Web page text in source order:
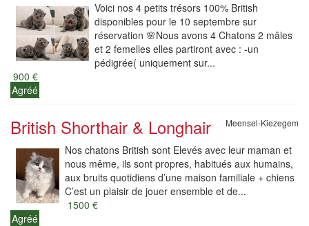
Voici nos 4 petits trésors 100% British
disponibles pour le 10 septembre sur
réservation 🌸Nous avons 4 Chatons 2 mâles
et 2 femelles elles partiront avec : -un
pédigrée( uniquement sur...
900 €
Agréé
British Shorthair & Longhair Meensel-Kiezegem
Nos chatons British sont Elevés avec leur maman et
nous même, ils sont propres, habitués aux humains,
aux bruits quotidiens d’une maison familiale + chiens
C’est un plaisir de jouer ensemble et de...
1500 €
Agréé